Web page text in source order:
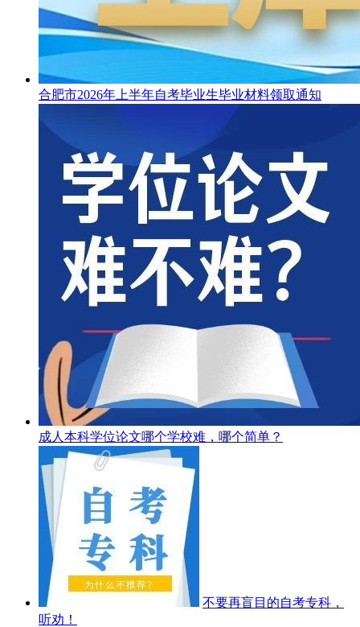
合肥市2026年上半年自考毕业生毕业材料领取通知
成人本科学位论文哪个学校难，哪个简单？
不要再盲目的自考专科，
听劝！